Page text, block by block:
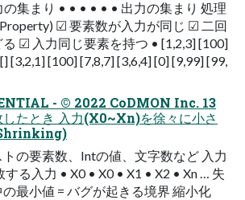
の集まり • • • • • • 出力の集まり 処理
☑ 要素数が入力が同じ ☑ 二回
☑ 入力同じ要素を持つ • [1,2,3] [100]
[3,2,1] [100] [7,8,7] [3,6,4] [0] [9,99] [99,
- © 2022 CoDMON Inc. 13
したとき 入力(X0~Xn)を徐々に小さ
の要素数、Intの値、文字数など 入力
る入力 • X0 • X0 • X1 • X2 • Xn … 失
最小値 = バグが起きる境界 縮小化